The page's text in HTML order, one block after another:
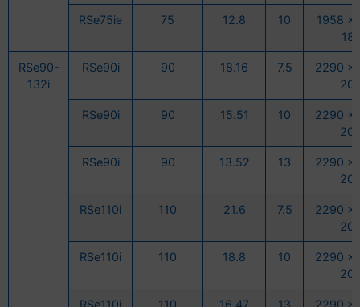
RSe75ie 75 12.8 10
1958 x
RSe90-
132i
RSe90i 90 18.16 7.5
2290 x
RSe90i 90 15.51 10
2290 x
RSe90i 90 13.52 13
2290 x
RSe110i 110 21.6 7.5
2290 x
RSe110i 110 18.8 10
2290 x
RSe110i 110 16.47 13
2290 x